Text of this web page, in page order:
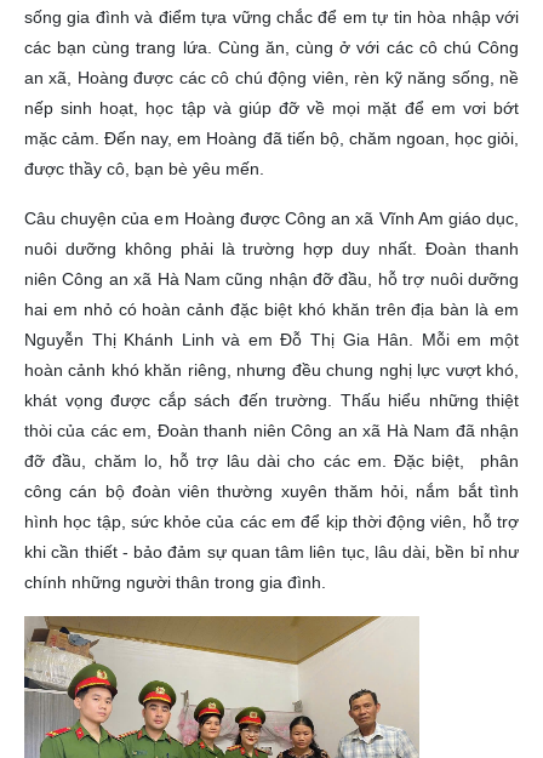
sống gia đình và điểm tựa vững chắc để em tự tin hòa nhập với
các bạn cùng trang lứa. Cùng ăn, cùng ở với các cô chú Công
an xã, Hoàng được các cô chú động viên, rèn kỹ năng sống, nề
nếp sinh hoạt, học tập và giúp đỡ về mọi mặt để em vơi bớt
mặc cảm. Đến nay, em Hoàng đã tiến bộ, chăm ngoan, học giỏi,
được thầy cô, bạn bè yêu mến.
Câu chuyện của em Hoàng được Công an xã Vĩnh Am giáo dục,
nuôi dưỡng không phải là trường hợp duy nhất. Đoàn thanh
niên Công an xã Hà Nam cũng nhận đỡ đầu, hỗ trợ nuôi dưỡng
hai em nhỏ có hoàn cảnh đặc biệt khó khăn trên địa bàn là em
Nguyễn Thị Khánh Linh và em Đỗ Thị Gia Hân. Mỗi em một
hoàn cảnh khó khăn riêng, nhưng đều chung nghị lực vượt khó,
khát vọng được cắp sách đến trường. Thấu hiểu những thiệt
thòi của các em, Đoàn thanh niên Công an xã Hà Nam đã nhận
đỡ đầu, chăm lo, hỗ trợ lâu dài cho các em. Đặc biệt, phân
công cán bộ đoàn viên thường xuyên thăm hỏi, nắm bắt tình
hình học tập, sức khỏe của các em để kịp thời động viên, hỗ trợ
khi cần thiết - bảo đảm sự quan tâm liên tục, lâu dài, bền bỉ như
chính những người thân trong gia đình.